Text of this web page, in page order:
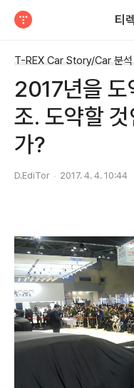
티
T-REX Car Story/Car 분석
2017년을 도
조. 도약할
가?
D.EdiTor 2017. 4. 4. 10:44